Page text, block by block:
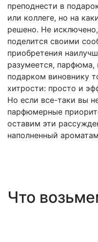
преподнести в
или коллеге, но на
решено. Не
поделится своими
приобретения
разумеется,
подарком виновнику
хитрости: просто и
Но если все-таки вы
парфюмерные
оставим эти
наполненный
Что